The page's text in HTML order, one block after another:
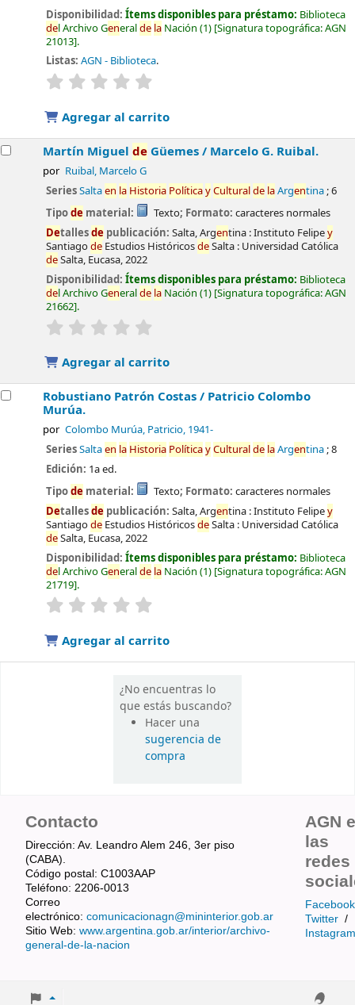
Disponibilidad:Ítems disponibles para préstamo: Biblioteca
del Archivo Generalde la Nación (1) Signatura topográfica:AGN
21013 .
Listas: AGN - Biblioteca.
valoración
Agregar al carrito
Martín Miguelde Güemes / Marcelo G. Ruibal.
por Ruibal, Marcelo G
SeriesSaltaen la Historia PolíticayCulturalde laArgentina; 6
Tipode material: Texto; Formato: caracteres normales
Detallesde publicación:Salta, Argentina :Instituto Felipey
Santiagode Estudios HistóricosdeSalta : Universidad Católica
deSalta, Eucasa,2022
Disponibilidad:Ítems disponibles para préstamo: Biblioteca
del Archivo Generalde la Nación (1) Signatura topográfica:AGN
21662 .
valoración
Agregar al carrito
Robustiano Patrón Costas / Patricio Colombo
Murúa.
por Colombo Murúa, Patricio, 1941-
SeriesSaltaen la Historia PolíticayCulturalde laArgentina; 8
Edición: 1a ed.
Tipode material: Texto; Formato: caracteres normales
Detallesde publicación:Salta, Argentina :Instituto Felipey
Santiagode Estudios HistóricosdeSalta : Universidad Católica
deSalta, Eucasa,2022
Disponibilidad:Ítems disponibles para préstamo: Biblioteca
del Archivo Generalde la Nación (1) Signatura topográfica:AGN
21719 .
valoración
Agregar al carrito
¿No encuentras lo
que estás buscando?
Hacer una
sugerencia de
compra
Contacto
Dirección: Av. Leandro Alem 246, 3er piso
(CABA).
Código postal: C1003AAP
Teléfono: 2206-0013
Correo
electrónico: comunicacionagn@mininterior.gob.ar
Sitio Web: www.argentina.gob.ar/interior/archivo-
general-de-la-nacion
AGN
las
redes
Facebook
Twitter /
Instagram